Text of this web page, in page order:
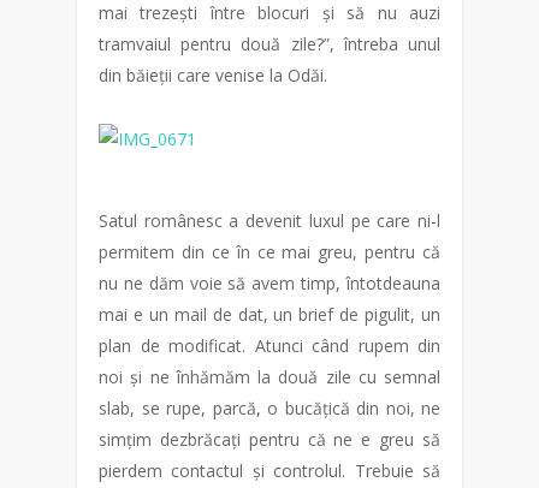
mai trezești între blocuri și să nu auzi
tramvaiul pentru două zile?”, întreba unul
din băieții care venise la Odăi.
Satul românesc a devenit luxul pe care ni-l
permitem din ce în ce mai greu, pentru că
nu ne dăm voie să avem timp, întotdeauna
mai e un mail de dat, un brief de pigulit, un
plan de modificat. Atunci când rupem din
noi și ne înhămăm la două zile cu semnal
slab, se rupe, parcă, o bucățică din noi, ne
simțim dezbrăcați pentru că ne e greu să
pierdem contactul și controlul. Trebuie să